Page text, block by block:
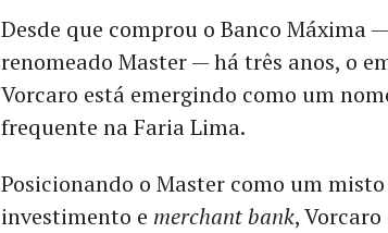
Desde que comprou o Banco Máxima
renomeado Master — há três anos, o
Vorcaro está emergindo como um
frequente na Faria Lima.
Posicionando o Master como um
investimento e merchant bank,